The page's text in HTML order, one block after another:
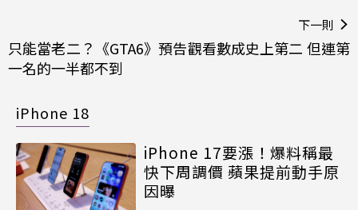
下一則
只能當老二？《GTA6》預告觀看數成史上第二 但連第
一名的一半都不到
iPhone 18
iPhone 17要漲！爆料稱最
快下周調價 蘋果提前動手原
因曝